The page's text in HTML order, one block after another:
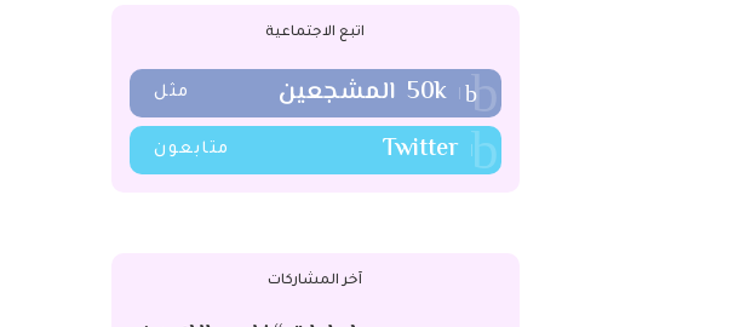
اتبع الاجتماعية
50k المشجعين مثل
Twitter متابعون
آخر المشاركات